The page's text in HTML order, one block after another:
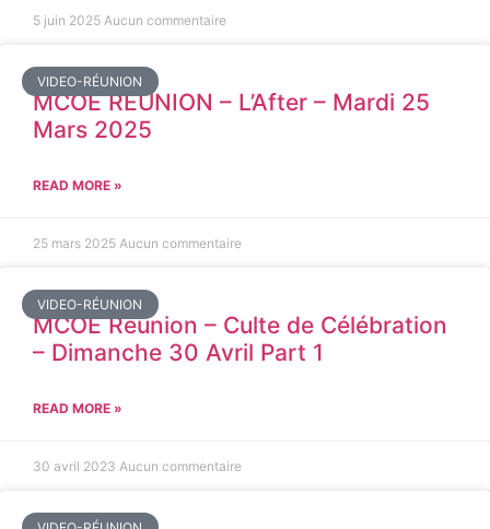
5 juin 2025 Aucun commentaire
VIDEO-RÉUNION
MCOE REUNION – L’After – Mardi 25
Mars 2025
READ MORE »
25 mars 2025 Aucun commentaire
VIDEO-RÉUNION
MCOE Réunion – Culte de Célébration
– Dimanche 30 Avril Part 1
READ MORE »
30 avril 2023 Aucun commentaire